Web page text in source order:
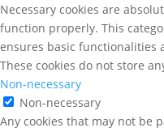
Necessary cookies are
function properly. This
ensures basic functionalities
These cookies do not store
Non-necessary
Non-necessary
Any cookies that may not be